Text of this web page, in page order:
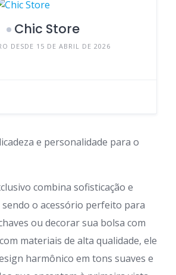
Chic Store
DESDE 15 DE ABRIL DE 2026
e personalidade para o
combina sofisticação e
o acessório perfeito para
ou decorar sua bolsa com
materiais de alta qualidade, ele
harmônico em tons suaves e